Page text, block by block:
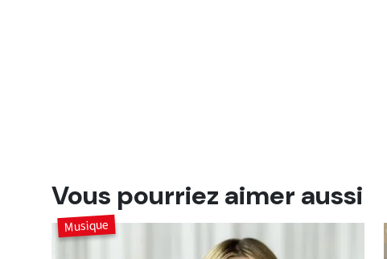
Vous pourriez aimer aussi
Musique